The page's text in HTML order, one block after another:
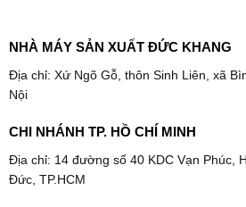
NHÀ MÁY SẢN XUẤT ĐỨC KHANG
Địa chỉ: Xứ Ngõ Gỗ, thôn Sinh Liên, xã
Nội
CHI NHÁNH TP. HỒ CHÍ MINH
Địa chỉ: 14 đường số 40 KDC Vạn Phúc,
Đức, TP.HCM